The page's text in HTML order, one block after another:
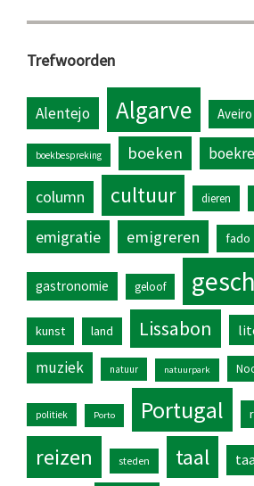
Trefwoorden
Alentejo Algarve Aveiro
boekbespreking boeken
column cultuur dieren
emigratie emigreren fado
gastronomie geloof
kunst land Lissabon
muziek natuur natuurpark
politiek Porto Portugal
reizen steden taal